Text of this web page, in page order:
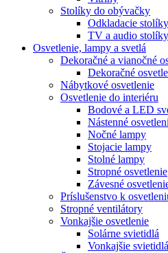
Stolíky do obývačky
Odkladacie stolíky
TV a audio stolíky
Osvetlenie, lampy a svetlá
Dekoračné a vianočné
Dekoračné
Nábytkové osvetlenie
Osvetlenie do interiéru
Bodové a LED
Nástenné
Nočné lampy
Stojacie lampy
Stolné lampy
Stropné osvetlenie
Závesné
Príslušenstvo k
Stropné ventilátory
Vonkajšie osvetlenie
Solárne svietidlá
Vonkajšie